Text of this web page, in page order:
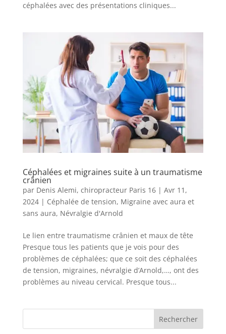
céphalées avec des présentations cliniques...
Céphalées et migraines suite à un traumatisme
crânien
par Denis Alemi, chiropracteur Paris 16| Avr 11,
2024| Céphalée de tension, Migraine avec aura et
sans aura, Névralgie d'Arnold
Le lien entre traumatisme crânien et maux de tête
Presque tous les patients que je vois pour des
problèmes de céphalées; que ce soit des céphalées
de tension, migraines, névralgie d’Arnold,…, ont des
problèmes au niveau cervical. Presque tous...